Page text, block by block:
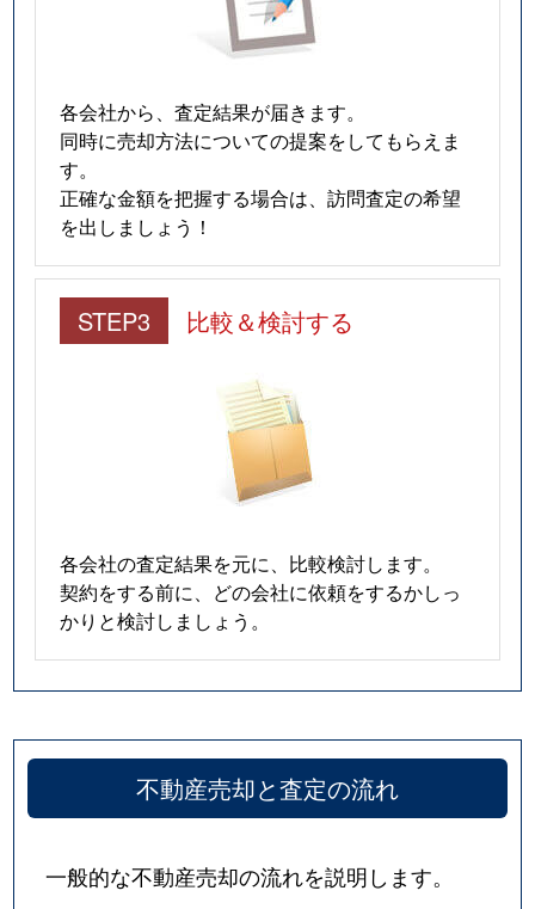
各会社から、査定結果が届きます。
同時に売却方法についての提案をしてもらえま
す。
正確な金額を把握する場合は、訪問査定の希望
を出しましょう！
STEP3 比較＆検討する
各会社の査定結果を元に、比較検討します。
契約をする前に、どの会社に依頼をするかしっ
かりと検討しましょう。
不動産売却と査定の流れ
一般的な不動産売却の流れを説明します。